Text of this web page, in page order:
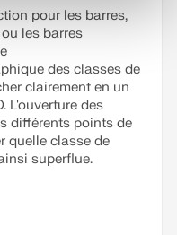
pour les barres,
les barres
des classes de
clairement en un
L'ouverture des
différents points de
quelle classe de
superflue.